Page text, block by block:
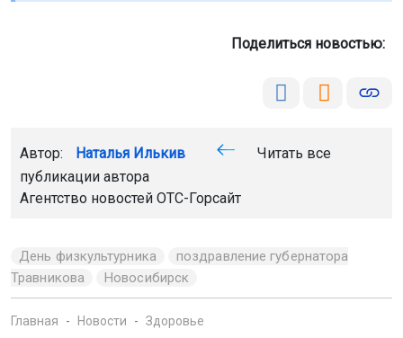
Поделиться новостью:
Автор: Наталья Илькив
Читать все
публикации автора
Агентство новостей ОТС-Горсайт
День физкультурника
поздравление губернатора
Травникова
Новосибирск
Главная Новости Здоровье